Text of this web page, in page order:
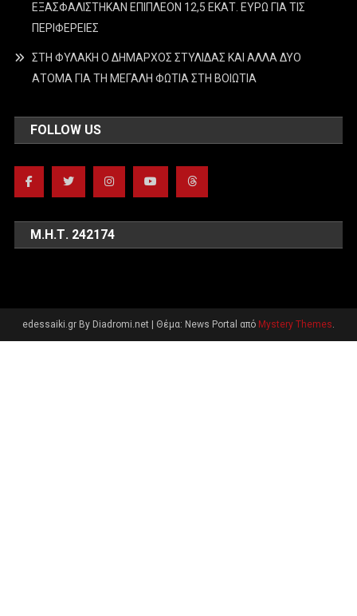
ΕΞΑΣΦΑΛΙΣΤΗΚΑΝ ΕΠΙΠΛΕΟΝ 12,5 ΕΚΑΤ. ΕΥΡΩ ΓΙΑ ΤΙΣ
ΠΕΡΙΦΕΡΕΙΕΣ
ΣΤΗ ΦΥΛΑΚΗ Ο ΔΗΜΑΡΧΟΣ ΣΤΥΛΙΔΑΣ ΚΑΙ ΑΛΛΑ ΔΥΟ
ΑΤΟΜΑ ΓΙΑ ΤΗ ΜΕΓΑΛΗ ΦΩΤΙΑ ΣΤΗ ΒΟΙΩΤΙΑ
FOLLOW US
Μ.Η.Τ. 242174
edessaiki.gr By Diadromi.net Θέμα: News Portal από Mystery Themes.